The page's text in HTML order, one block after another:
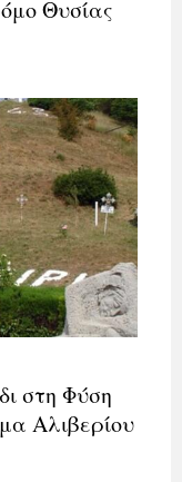
Θυσίας
στη Φύση
Αλιβερίου